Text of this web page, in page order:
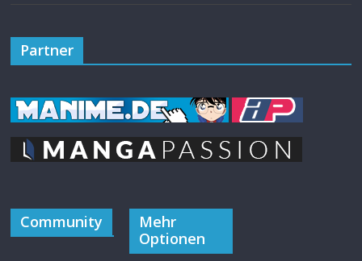
Partner
Community
Mehr
Optionen